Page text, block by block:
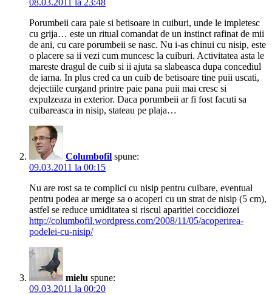
08.03.2011 la 23:48
Porumbeii cara paie si betisoare in cuiburi, unde le impletesc
cu grija… este un ritual comandat de un instinct rafinat de mii
de ani, cu care porumbeii se nasc. Nu i-as chinui cu nisip, este
o placere sa ii vezi cum muncesc la cuiburi. Activitatea asta le
mareste dragul de cuib si ii ajuta sa slabeasca dupa concediul
de iarna. In plus cred ca un cuib de betisoare tine puii uscati,
dejectiile curgand printre paie pana puii mai cresc si
expulzeaza in exterior. Daca porumbeii ar fi fost facuti sa
cuibareasca in nisip, stateau pe plaja…
Columbofil spune:
09.03.2011 la 00:15
Nu are rost sa te complici cu nisip pentru cuibare, eventual
pentru podea ar merge sa o acoperi cu un strat de nisip (5 cm),
astfel se reduce umiditatea si riscul aparitiei coccidiozei
http://columbofil.wordpress.com/2008/11/05/acoperirea-
podelei-cu-nisip/
mielu spune:
09.03.2011 la 00:20